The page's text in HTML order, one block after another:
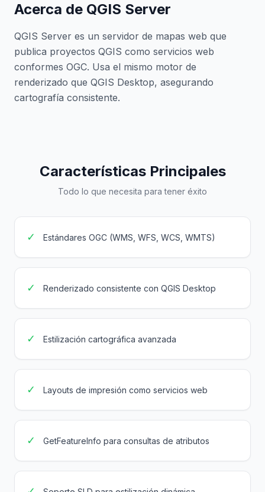
Acerca de QGIS Server
QGIS Server es un servidor de mapas web que
publica proyectos QGIS como servicios web
conformes OGC. Usa el mismo motor de
renderizado que QGIS Desktop, asegurando
cartografía consistente.
Características Principales
Todo lo que necesita para tener éxito
✓ Estándares OGC (WMS, WFS, WCS, WMTS)
✓ Renderizado consistente con QGIS Desktop
✓ Estilización cartográfica avanzada
✓ Layouts de impresión como servicios web
✓ GetFeatureInfo para consultas de atributos